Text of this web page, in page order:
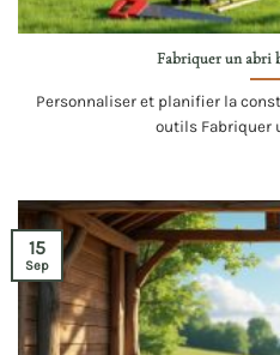
Fabriquer un abri
Personnaliser et planifier la
outils Fabriquer
15
Sep